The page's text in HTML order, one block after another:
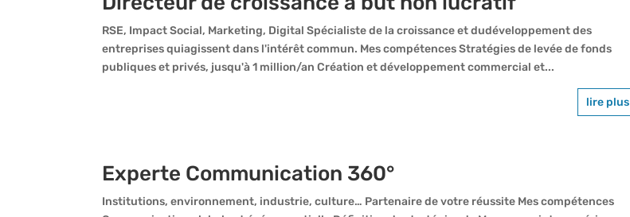
RSE, Impact Social, Marketing, Digital Spécialiste de la croissance et dudéveloppement des
entreprises quiagissent dans l'intérêt commun. Mes compétences Stratégies de levée de fonds
publiques et privés, jusqu'à 1 million/an Création et développement commercial et...
lire plus
Experte Communication 360°
Institutions, environnement, industrie, culture… Partenaire de votre réussite Mes compétences